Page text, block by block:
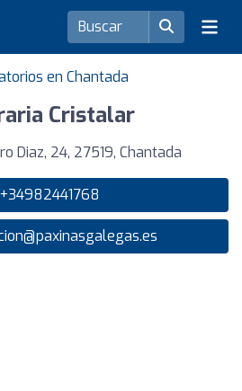
en Chantada
Cristalar
Diaz, 24, 27519, Chantada
+34982441768